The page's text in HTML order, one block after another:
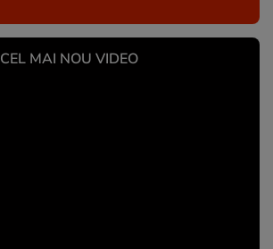
MAI NOU VIDEO